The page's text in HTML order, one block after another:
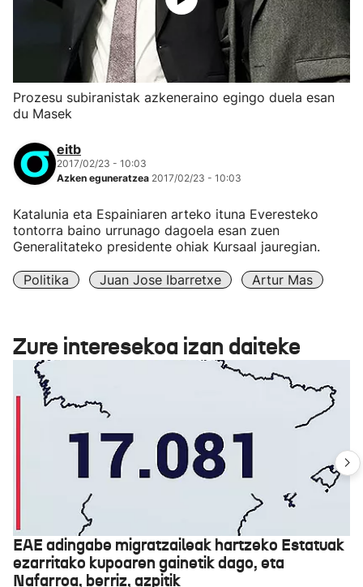
Prozesu subiranistak azkeneraino egingo duela esan
du Masek
eitb
2017/02/23 - 10:03
Azken eguneratzea 2017/02/23 - 10:03
Katalunia eta Espainiaren arteko ituna Everesteko
tontorra baino urrunago dagoela esan zuen
Generalitateko presidente ohiak Kursaal jauregian.
Politika Juan Jose Ibarretxe Artur Mas
Zure interesekoa izan daiteke
EAE adingabe migratzaileak hartzeko Estatuak
ezarritako kupoaren gainetik dago, eta
Nafarroa, berriz, azpitik